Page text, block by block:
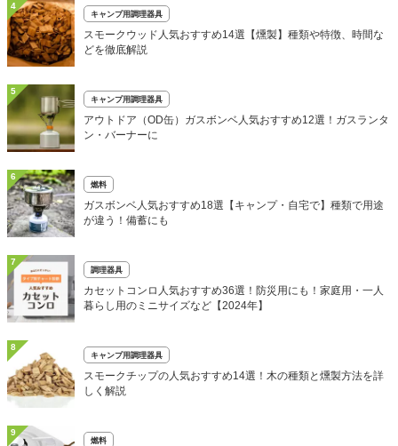
4
キャンプ用調理器具
スモークウッド人気おすすめ14選【燻製】種類や特徴、時間な
どを徹底解説
5
キャンプ用調理器具
アウトドア（OD缶）ガスボンベ人気おすすめ12選！ガスランタ
ン・バーナーに
6
燃料
ガスボンベ人気おすすめ18選【キャンプ・自宅で】種類で用途
が違う！備蓄にも
7
調理器具
カセットコンロ人気おすすめ36選！防災用にも！家庭用・一人
暮らし用のミニサイズなど【2024年】
8
キャンプ用調理器具
スモークチップの人気おすすめ14選！木の種類と燻製方法を詳
しく解説
9
燃料